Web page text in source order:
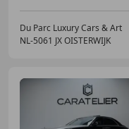
Du Parc Luxury Cars & Art
NL-5061 JX OISTERWIJK